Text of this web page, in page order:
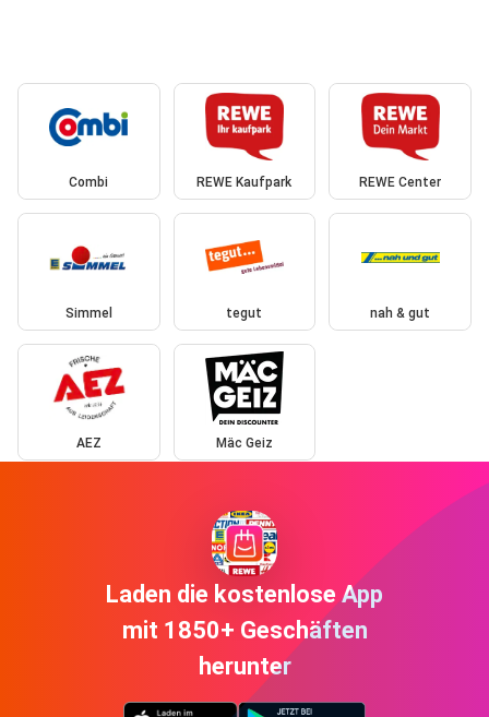
Combi REWE Kaufpark REWE Center
Simmel tegut nah & gut
AEZ Mäc Geiz
Laden die kostenlose App
mit 1850+ Geschäften
herunter